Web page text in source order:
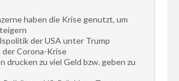
haben die Krise genutzt, um
der USA unter Trump
der Corona-Krise
drucken zu viel Geld bzw. geben zu